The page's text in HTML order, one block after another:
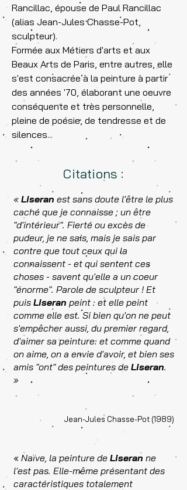
Rancillac, épouse de Paul Rancillac
(alias Jean-Jules Chasse-Pot,
sculpteur).
Formée aux Métiers d'arts et aux
Beaux Arts de Paris, entre autres, elle
s'est consacrée à la peinture à partir
des années '70, élaborant une oeuvre
conséquente et très personnelle,
pleine de poésie, de tendresse et de
silences...
Citations :
« Liseran est sans doute l'être le plus
caché que je connaisse ; un être
"d'intérieur". Fierté ou excès de
pudeur, je ne sais, mais je sais par
contre que tout ceux qui la
connaissent - et qui sentent ces
choses - savent qu'elle a un coeur
"énorme". Parole de sculpteur ! Et
puis Liseran peint : et elle peint
comme elle est. Si bien qu'on ne peut
s'empêcher aussi, du premier regard,
d'aimer sa peinture: et comme quand
on aime, on a envie d'avoir, et bien ses
amis "ont" des peintures de Liseran.
»
Jean-Jules Chasse-Pot (1989)
« Naïve, la peinture de Liseran ne
l'est pas. Elle-même présentant des
caractéristiques totalement